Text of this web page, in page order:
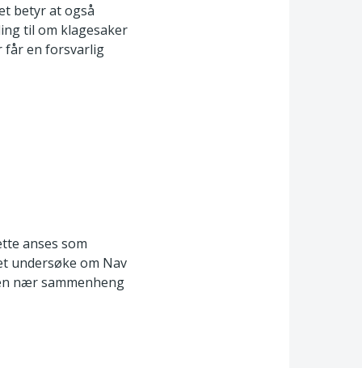
betyr at også
til om klagesaker
får en forsvarlig
anses som
undersøke om Nav
nær sammenheng